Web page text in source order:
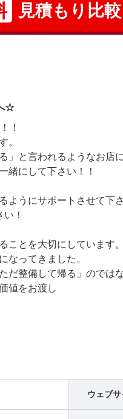
見積もり比
☆
！
。
」と言われるようなお店
にして下さい！！
ようにサポートさせて下さ
！
ことを大切にしています。
なってきました。
だ整備して帰る」ので
値をお渡し
ウェブサ